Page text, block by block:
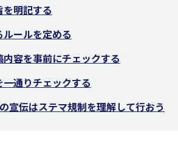
明記する
ールを定める
容を事前にチェックする
通りチェックする
宣伝はステマ規制を理解して行おう